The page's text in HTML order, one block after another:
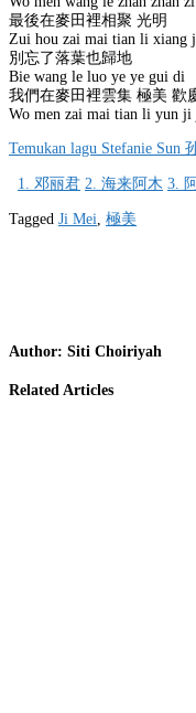
最後在麥田裡相聚 光明
Zui hou zai mai tian li xiang
別忘了落葉也歸地
Bie wang le luo ye ye gui di
我們在麥田裡雲集 極美 歡
Wo men zai mai tian li yun
Temukan lagu Stefanie Sun
1. 邓丽君 2. 海来阿木 3.
Tagged Ji Mei, 極美
Author: Siti Choiriyah
Related Articles